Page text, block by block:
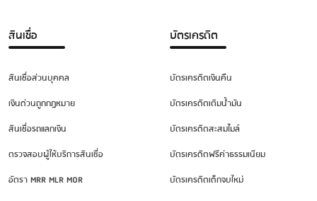
สินเชื่อ
สินเชื่อส่วนบุคคล
เงินด่วนถูกกฎหมาย
สินเชื่อรถแลกเงิน
ตรวจสอบผู้ให้บริการสินเชื่อ
อัตรา MRR MLR MOR
บัตรเครดิต
บัตรเครดิตเงินคืน
บัตรเครดิตเติมน้ำมัน
บัตรเครดิตสะสมไมล์
บัตรเครดิตฟรีค่าธรรมเนียม
บัตรเครดิตเด็กจบใหม่